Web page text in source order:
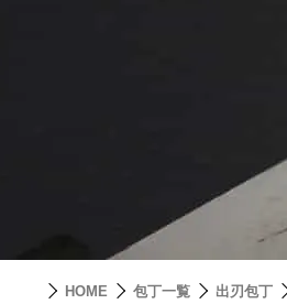
HOME 包丁一覧 出刃包丁